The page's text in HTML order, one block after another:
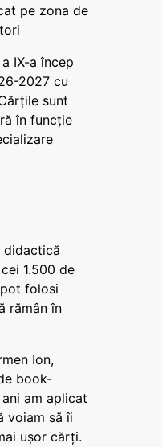
pe zona de
IX-a încep
2027 cu
sunt
în funcție
didactică
1.500 de
folosi
rămân în
Ion,
book-
am aplicat
voiam să îi
ușor cărți.